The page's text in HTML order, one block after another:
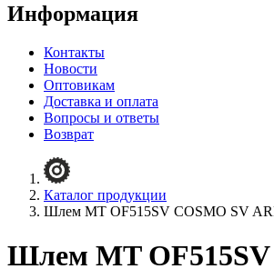
Информация
Контакты
Новости
Оптовикам
Доставка и оплата
Вопросы и ответы
Возврат
Каталог продукции
Шлем MT OF515SV COSMO SV
Шлем MT OF515SV